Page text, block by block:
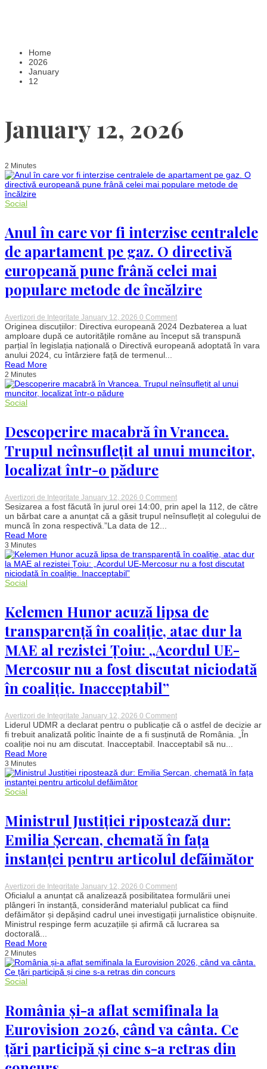
Home
2026
January
12
January 12, 2026
2 Minutes
Social
Anul în care vor fi interzise centralele
de apartament pe gaz. O directivă
europeană pune frână celei mai
populare metode de încălzire
Avertizori de Integritate January 12, 2026 0 Commenton
Anul
în
care
vor
de
directivă
europeană
pune
frână
celei
încălzire
Originea discuțiilor: Directiva europeană 2024 Dezbaterea a luat
amploare după ce autoritățile române au început să transpună
parțial în legislația națională o Directivă europeană adoptată în vara
anului 2024, cu întârziere față de termenul...
Read More
2 Minutes
Social
Descoperire macabră în Vrancea.
Trupul neînsuflețit al unui muncitor,
localizat într-o pădure
Avertizori de Integritate January 12, 2026 0 Commenton
Descoperire
macabră
al
unui
pădure
Sesizarea a fost făcută în jurul orei 14:00, prin apel la 112, de către
un bărbat care a anunțat că a găsit trupul neînsuflețit al colegului de
muncă în zona respectivă.”La data de 12...
Read More
3 Minutes
Social
Kelemen Hunor acuză lipsa de
transparență în coaliție, atac dur la
MAE al rezistei Țoiu: „Acordul UE-
Mercosur nu a fost discutat niciodată
în coaliție. Inacceptabil”
Avertizori de Integritate January 12, 2026 0 Commenton
Kelemen
Hunor
acuză
lipsa
în
al
rezistei
Țoiu:
„Acordul
UE-
Mercosur
fost
discutat
niciodată
în
coaliție.
Liderul UDMR a declarat pentru o publicație că o astfel de decizie ar
fi trebuit analizată politic înainte de a fi susținută de România. „În
coaliție noi nu am discutat. Inacceptabil. Inacceptabil să nu...
Read More
3 Minutes
Social
Ministrul Justiției ripostează dur:
Emilia Șercan, chemată în fața
instanței pentru articolul defăimător
Avertizori de Integritate January 12, 2026 0 Commenton
Ministrul
Justiției
ripostează
dur:
Emilia
fața
Oficialul a anunțat că analizează posibilitatea formulării unei
plângeri în instanță, considerând materialul publicat ca fiind
defăimător și depășind cadrul unei investigații jurnalistice obișnuite.
Ministrul respinge ferm acuzațiile și afirmă că lucrarea sa
doctorală...
Read More
2 Minutes
Social
România și-a aflat semifinala la
Eurovision 2026, când va cânta. Ce
țări participă și cine s-a retras din